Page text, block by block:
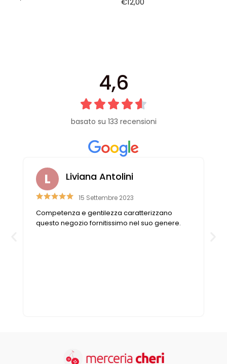
4,6
basato su 133 recensioni
Liviana Antolini
15 Settembre 2023
Competenza e gentilezza caratterizzano
questo negozio fornitissimo nel suo genere.